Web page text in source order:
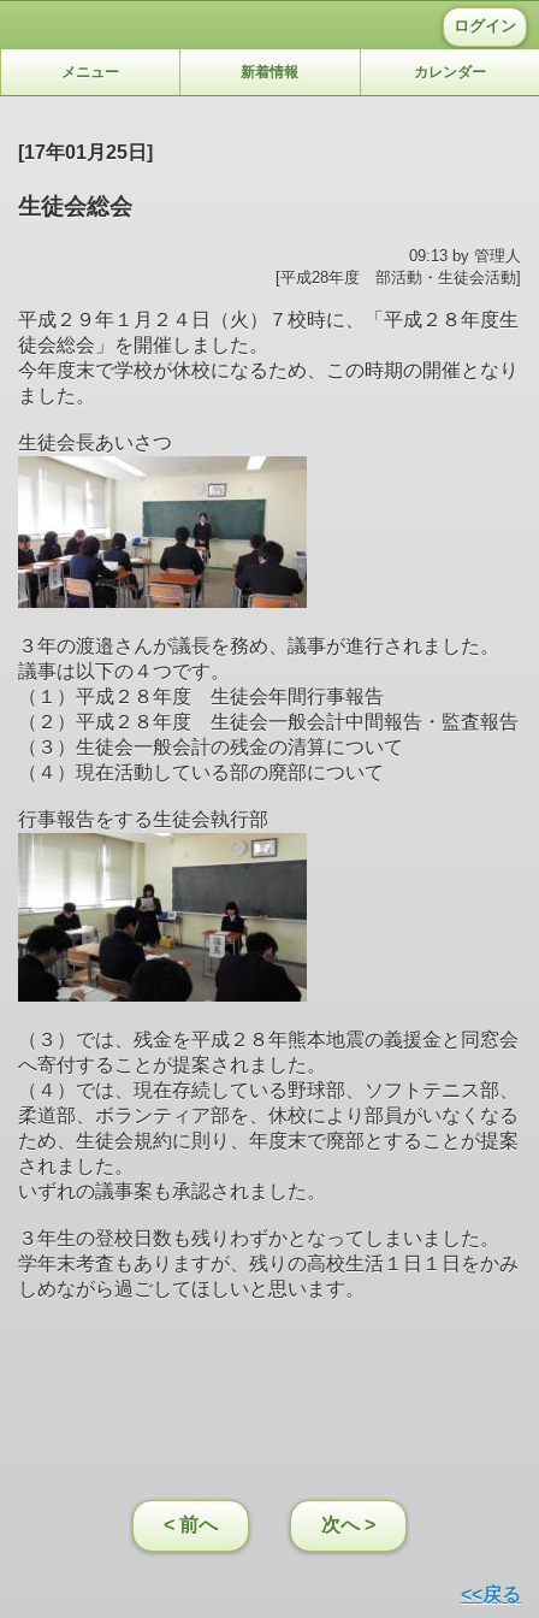
ログイン
メニュー 新着情報 カレンダー
[17年01月25日]
生徒会総会
09:13 by 管理人
[平成28年度 部活動・生徒会活動]
平成２９年１月２４日（火）７校時に、「平成２８年度生
徒会総会」を開催しました。
今年度末で学校が休校になるため、この時期の開催となり
ました。
生徒会長あいさつ
３年の渡邉さんが議長を務め、議事が進行されました。
議事は以下の４つです。
（１）平成２８年度 生徒会年間行事報告
（２）平成２８年度 生徒会一般会計中間報告・監査報告
（３）生徒会一般会計の残金の清算について
（４）現在活動している部の廃部について
行事報告をする生徒会執行部
（３）では、残金を平成２８年熊本地震の義援金と同窓会
へ寄付することが提案されました。
（４）では、現在存続している野球部、ソフトテニス部、
柔道部、ボランティア部を、休校により部員がいなくなる
ため、生徒会規約に則り、年度末で廃部とすることが提案
されました。
いずれの議事案も承認されました。
３年生の登校日数も残りわずかとなってしまいました。
学年末考査もありますが、残りの高校生活１日１日をかみ
しめながら過ごしてほしいと思います。
< 前へ 次へ >
<<戻る